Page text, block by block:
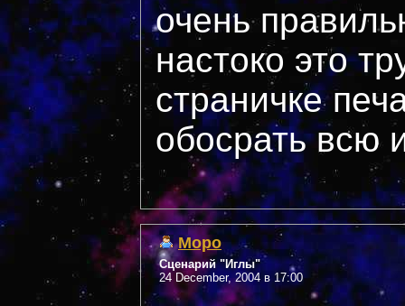
очень
настоко это
страничке
обосрать всю
Mopo
Сценарий "Иглы"
24 December, 2004 в 17:00